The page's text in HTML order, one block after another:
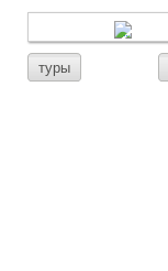
туры